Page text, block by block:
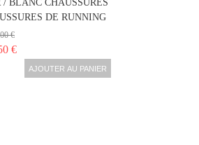
/ BLANC CHAUSSURES
DE RUNNING
€
€
AJOUTER AU PANIER